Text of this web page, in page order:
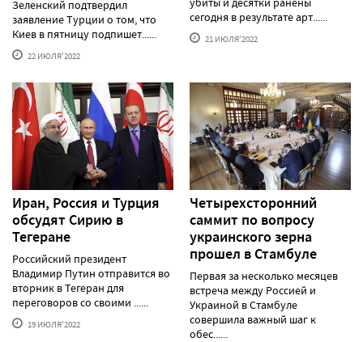
Зеленский подтвердил
заявление Турции о том, что
Киев в пятницу подпишет......
22 ИЮЛЯ'2022
сегодня в результате арт......
21 ИЮЛЯ'2022
Иран, Россия и Турция
обсудят Сирию в
Тегеране
Российский президент
Владимир Путин отправится во
вторник в Тегеран для
переговоров со своими ......
19 ИЮЛЯ'2022
Четырехсторонний
саммит по вопросу
украинского зерна
прошел в Стамбуле
Первая за несколько месяцев
встреча между Россией и
Украиной в Стамбуле
совершила важный шаг к
обес......